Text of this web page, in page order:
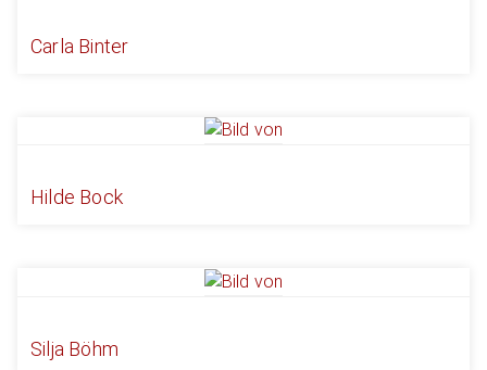
Carla Binter
Hilde Bock
Silja Böhm